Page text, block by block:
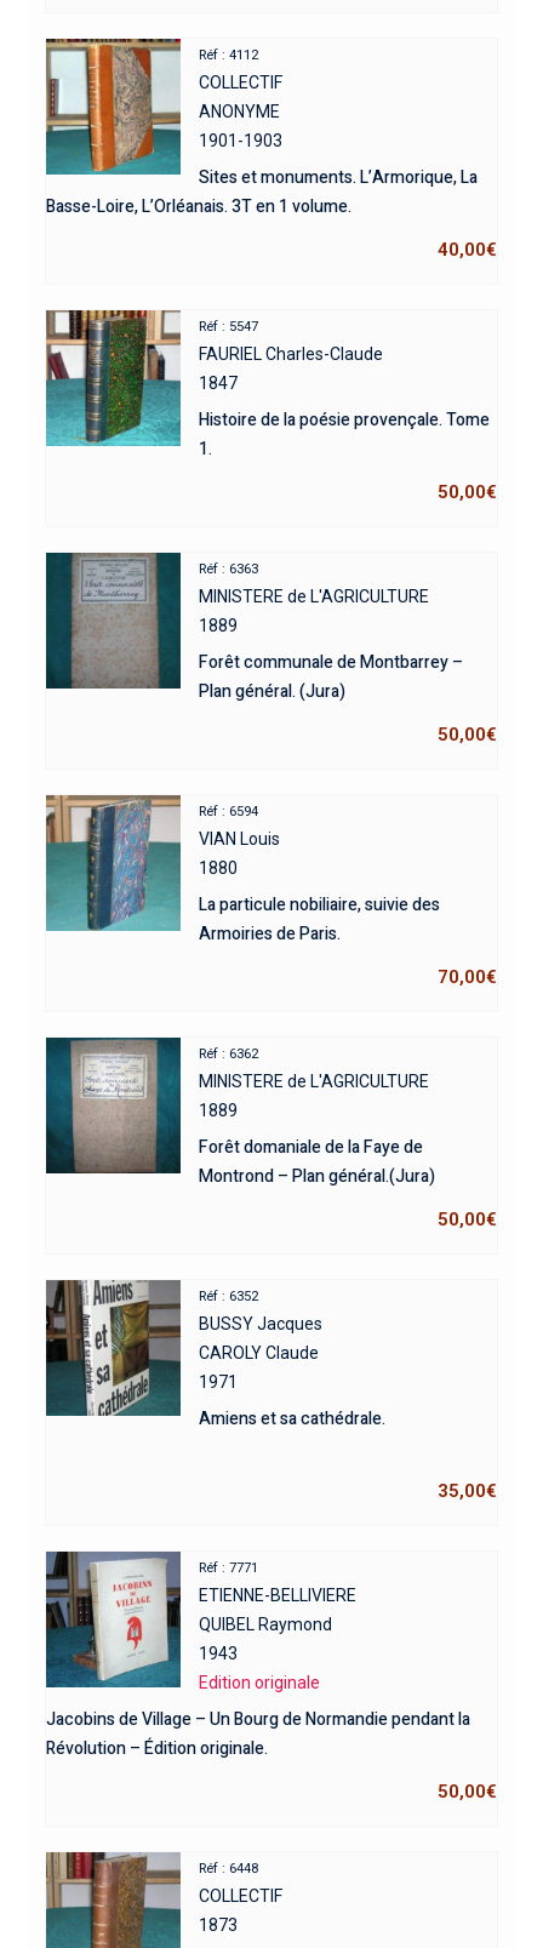
Réf : 4112
COLLECTIF
ANONYME
1901-1903
Sites et monuments. L’Armorique, La
Basse-Loire, L’Orléanais. 3T en 1 volume.
40,00€
Réf : 5547
FAURIEL Charles-Claude
1847
Histoire de la poésie provençale. Tome
1.
50,00€
Réf : 6363
MINISTERE de L'AGRICULTURE
1889
Forêt communale de Montbarrey –
Plan général. (Jura)
50,00€
Réf : 6594
VIAN Louis
1880
La particule nobiliaire, suivie des
Armoiries de Paris.
70,00€
Réf : 6362
MINISTERE de L'AGRICULTURE
1889
Forêt domaniale de la Faye de
Montrond – Plan général.(Jura)
50,00€
Réf : 6352
BUSSY Jacques
CAROLY Claude
1971
Amiens et sa cathédrale.
35,00€
Réf : 7771
ETIENNE-BELLIVIERE
QUIBEL Raymond
1943
Edition originale
Jacobins de Village – Un Bourg de Normandie pendant la
Révolution – Édition originale.
50,00€
Réf : 6448
COLLECTIF
1873